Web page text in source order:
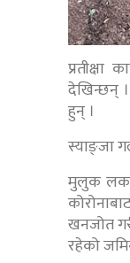
देखिन्छन्
हुन् ।
स्याङ्जा
मुलुक
खनजोत
रहेको